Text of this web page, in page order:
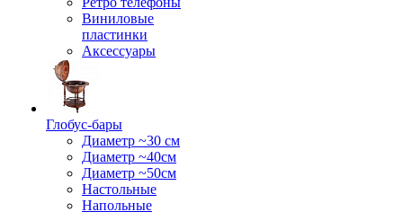
Виниловые
пластинки
Аксессуары
Глобус-бары
Диаметр ~30 см
Диаметр ~40см
Диаметр ~50см
Настольные
Напольные